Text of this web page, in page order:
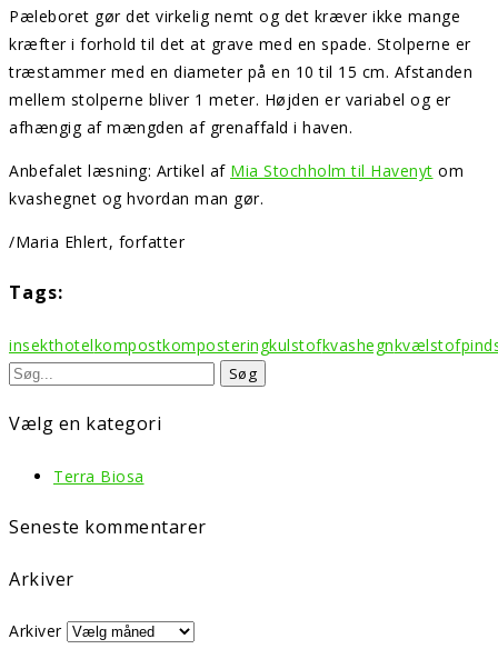
Pæleboret gør det virkelig nemt og det kræver ikke mange
kræfter i forhold til det at grave med en spade. Stolperne er
træstammer med en diameter på en 10 til 15 cm. Afstanden
mellem stolperne bliver 1 meter. Højden er variabel og er
afhængig af mængden af grenaffald i haven.
Anbefalet læsning: Artikel af Mia Stochholm til Havenyt om
kvashegnet og hvordan man gør.
/Maria Ehlert, forfatter
Tags:
insekthotelkompostkomposteringkulstofkvashegnkvælstof
Vælg en kategori
Terra Biosa
Seneste kommentarer
Arkiver
Arkiver